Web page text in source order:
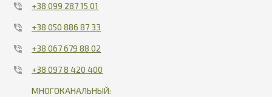
+38 099 287 15 01
+38 050 886 87 33
+38 067 679 88 02
+38 097 8 420 400
МНОГОКАНАЛЬНЫЙ: